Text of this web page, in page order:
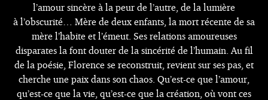
l’amour sincère à la peur de l’autre, de la lumière
à l’obscurité… Mère de deux enfants, la mort récente de sa
mère l’habite et l’émeut. Ses relations amoureuses
disparates la font douter de la sincérité de l’humain. Au fil
de la poésie, Florence se reconstruit, revient sur ses pas, et
cherche une paix dans son chaos. Qu’est-ce que l’amour,
qu’est-ce que la vie, qu’est-ce que la création, où vont ces